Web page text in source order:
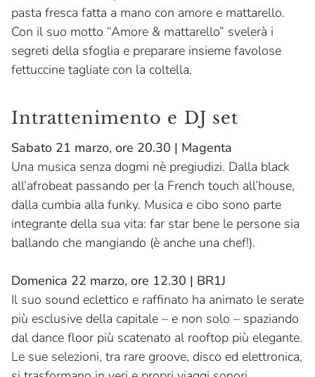
pasta fresca fatta a mano con amore e mattarello.
Con il suo motto “Amore & mattarello” svelerà i
segreti della sfoglia e preparare insieme favolose
fettuccine tagliate con la coltella.
Intrattenimento e DJ set
Sabato 21 marzo, ore 20.30 | Magenta
Una musica senza dogmi nè pregiudizi. Dalla black
all’afrobeat passando per la French touch all’house,
dalla cumbia alla funky. Musica e cibo sono parte
integrante della sua vita: far star bene le persone sia
ballando che mangiando (è anche una chef!).
Domenica 22 marzo, ore 12.30 | BR1J
Il suo sound eclettico e raffinato ha animato le serate
più esclusive della capitale – e non solo – spaziando
dal dance floor più scatenato al rooftop più elegante.
Le sue selezioni, tra rare groove, disco ed elettronica,